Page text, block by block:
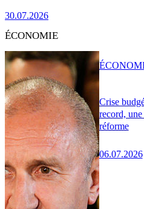
30.07.2026
ÉCONOMIE
Crise
record,
réforme
06.07.2026